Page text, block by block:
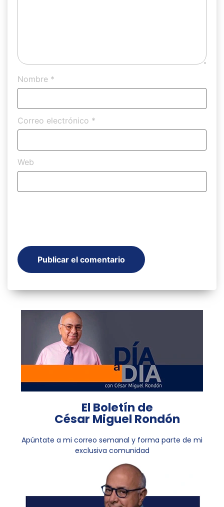
Nombre *
Correo electrónico *
Web
El Boletín de
César Miguel Rondón
Apúntate a mi correo semanal y forma parte de mi
exclusiva comunidad